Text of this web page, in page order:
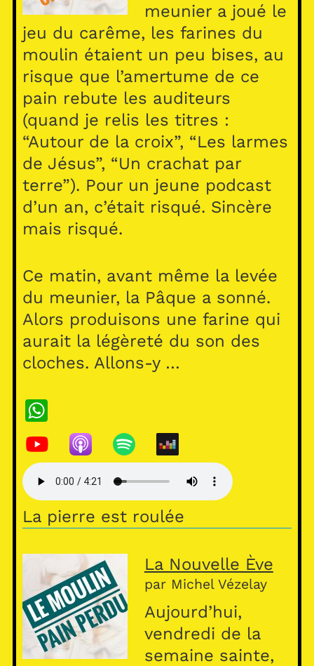
meunier a joué le
jeu du carême, les farines du
moulin étaient un peu bises, au
risque que l’amertume de ce
pain rebute les auditeurs
(quand je relis les titres :
“Autour de la croix”, “Les larmes
de Jésus”, “Un crachat par
terre”). Pour un jeune podcast
d’un an, c’était risqué. Sincère
mais risqué.
Ce matin, avant même la levée
du meunier, la Pâque a sonné.
Alors produisons une farine qui
aurait la légèreté du son des
cloches. Allons-y …
W
h
at
s
A
p
La pierre est roulée
La Nouvelle Ève
par Michel Vézelay
Aujourd’hui,
vendredi de la
semaine sainte,